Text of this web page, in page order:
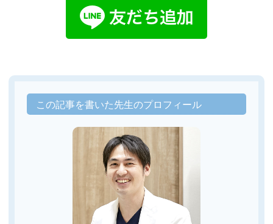
この記事を書いた先生のプロフィール